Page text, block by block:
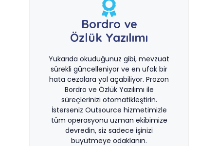
Bordro ve
Özlük Yazılımı
Yukarıda okuduğunuz gibi, mevzuat
sürekli güncelleniyor ve en ufak bir
hata cezalara yol açabiliyor. Prozon
Bordro ve Özlük Yazılımı ile
süreçlerinizi otomatikleştirin.
İsterseniz Outsource hizmetimizle
tüm operasyonu uzman ekibimize
devredin, siz sadece işinizi
büyütmeye odaklanın.